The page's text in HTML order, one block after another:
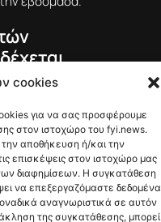
κλήση
πρόστιμα
πρόσωπα και έως
πάντως
έχει δώσει ρητή
συμβατική σχέση με
αφορά νέα εμπορική